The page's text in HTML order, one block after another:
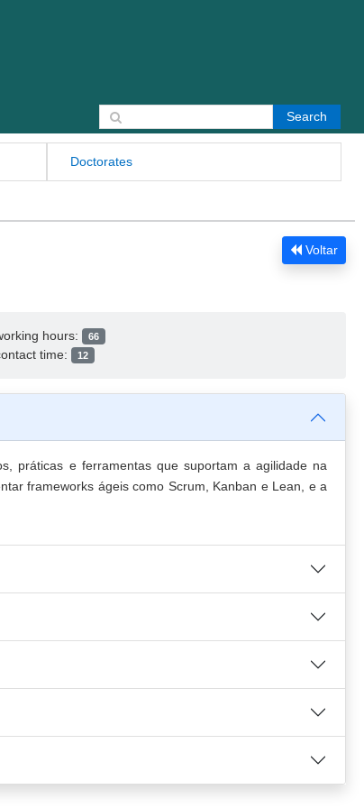
Doctorates
Search for:
Voltar
hours: 66
time: 12
práticas e ferramentas que suportam a agilidade na
frameworks ágeis como Scrum, Kanban e Lean, e a